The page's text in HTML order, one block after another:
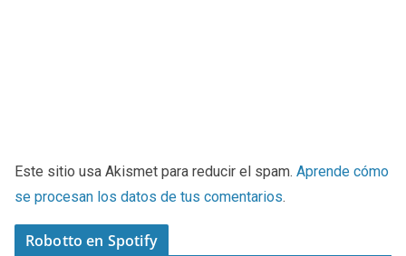
Este sitio usa Akismet para reducir el spam. Aprende cómo
se procesan los datos de tus comentarios.
Robotto en Spotify